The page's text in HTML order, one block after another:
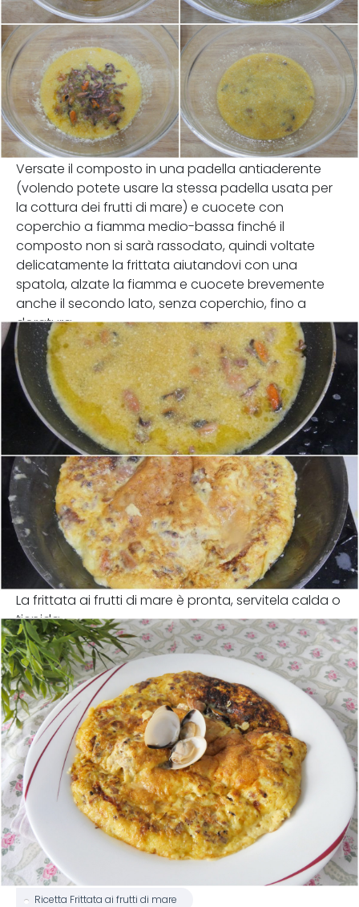
Versate il composto in una padella antiaderente
(volendo potete usare la stessa padella usata per
la cottura dei frutti di mare) e cuocete con
coperchio a fiamma medio-bassa finché il
composto non si sarà rassodato, quindi voltate
delicatamente la frittata aiutandovi con una
spatola, alzate la fiamma e cuocete brevemente
anche il secondo lato, senza coperchio, fino a
doratura.
La frittata ai frutti di mare è pronta, servitela calda o
tiepida.
Ricetta Frittata ai frutti di mare